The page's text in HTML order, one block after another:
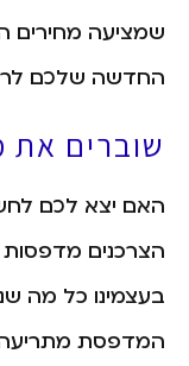
החדשה שלכם
שוברים את
האם יצא לכם
הצרכנים מדפסות
בעצמינו כל מה
המדפסת מתריעה